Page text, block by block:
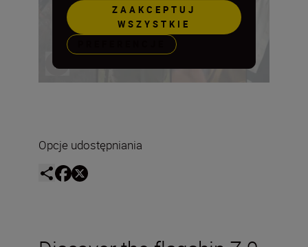
ZAAKCEPTUJ
WSZYSTKIE
Opcje udostępniania